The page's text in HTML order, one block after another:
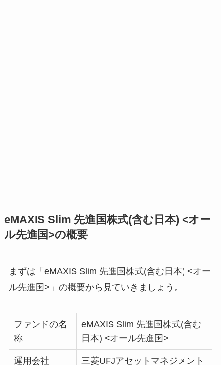
eMAXIS Slim 先進国株式(含む日本) <オー
ル先進国>の概要
まずは「eMAXIS Slim 先進国株式(含む日本) <オー
ル先進国>」の概要から見ていきましょう。
ファンドの名
称
eMAXIS Slim 先進国株式(含む
日本) <オール先進国>
運用会社 三菱UFJアセットマネジメント